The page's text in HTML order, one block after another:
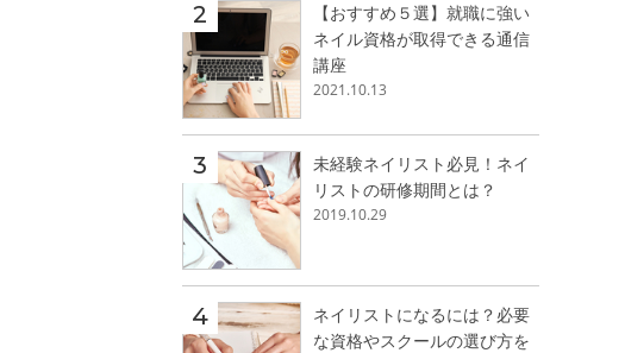
【おすすめ５選】就職に強い
ネイル資格が取得できる通信
講座
2021.10.13
未経験ネイリスト必見！ネイ
リストの研修期間とは？
2019.10.29
ネイリストになるには？必要
な資格やスクールの選び方を